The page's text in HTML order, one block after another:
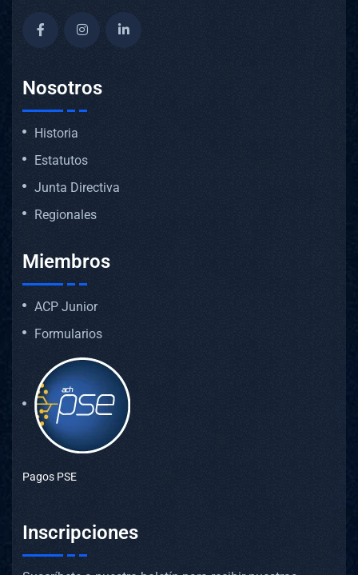
Nosotros
Historia
Estatutos
Junta Directiva
Regionales
Miembros
ACP Junior
Formularios
Pagos PSE
Inscripciones